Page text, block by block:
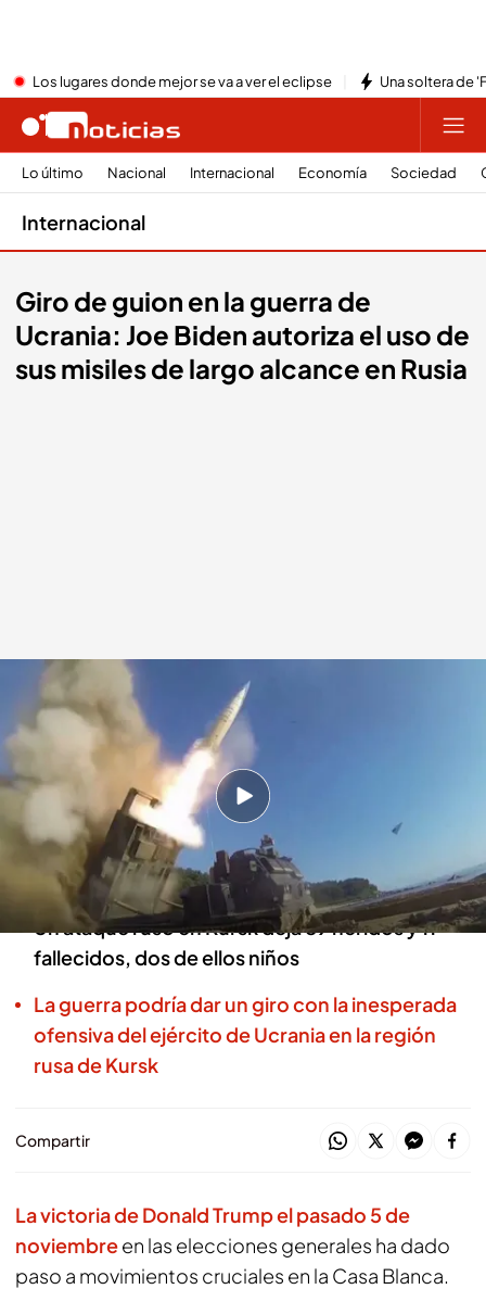
Los lugares donde mejor se va a ver el eclipse Una soltera de
Lo último Nacional Internacional Economía Sociedad
Internacional
Giro de guion en la guerra de
Ucrania: Joe Biden autoriza el uso de
sus misiles de largo alcance en Rusia
Joe Biden tensa aún más la relación con Vladimir Putin
Redacción digital Noticias Cuatro
18 NOV 2024 - 17:18h.
Si los misiles americanos son disparados en el
interior ruso, Moscú lo considerará un ataque
estadounidense
Un ataque ruso en Kursk deja 89 heridos y 11
fallecidos, dos de ellos niños
La guerra podría dar un giro con la inesperada
ofensiva del ejército de Ucrania en la región
rusa de Kursk
Compartir
La victoria de Donald Trump el pasado 5 de
noviembreen las elecciones generales ha dado
paso a movimientos cruciales en la Casa Blanca.